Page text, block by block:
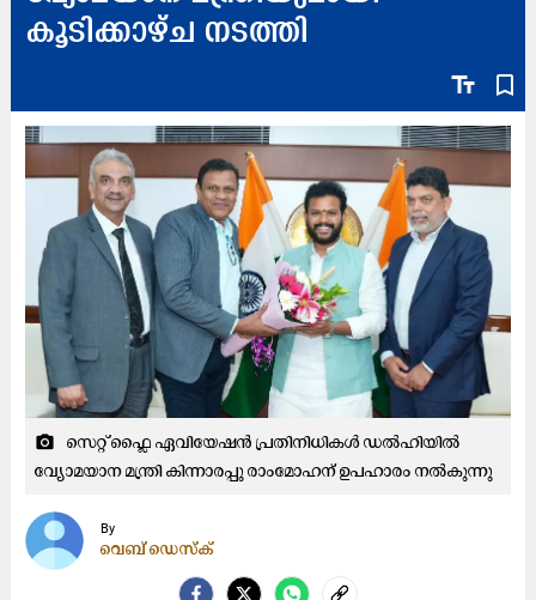
കൂടിക്കാഴ്ച നടത്തി
text_fields bookmark_border
camera_alt
സെറ്റ് ഫ്ലൈ ഏവിയേഷൻ പ്രതിനിധികൾ ഡൽഹിയിൽ
വ്യോമയാന മന്ത്രി കിന്നാരപ്പു രാംമോഹന്​ ഉപഹാരം നൽകുന്നു
By
വെബ് ഡെസ്ക്